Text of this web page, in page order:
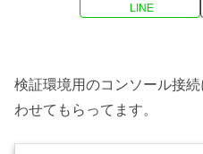
LINE
検証環境用のコンソール接
わせてもらってます。